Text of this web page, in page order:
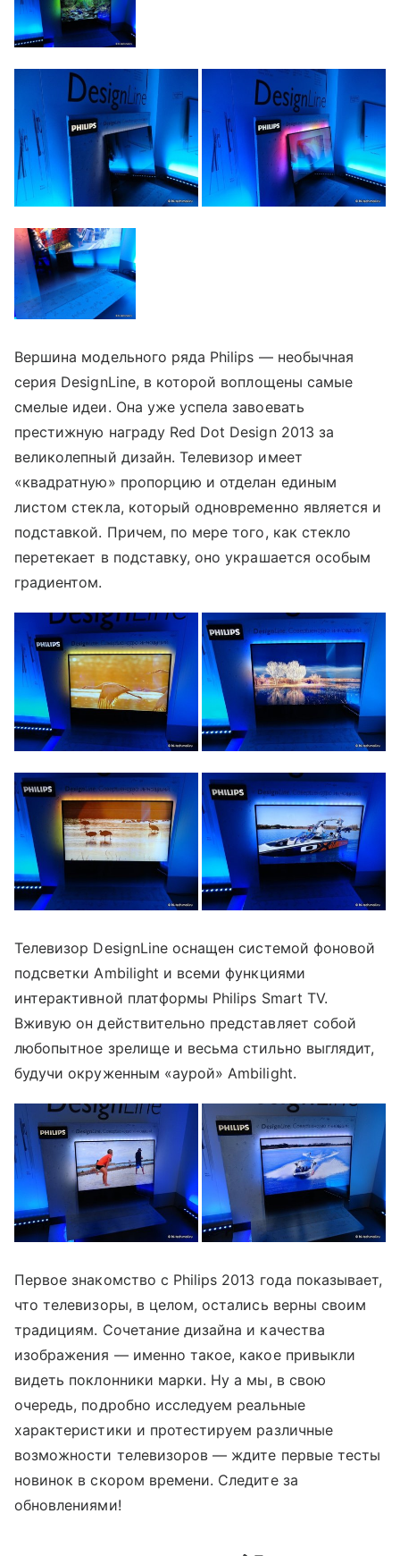
Вершина модельного ряда Philips — необычная
серия DesignLine, в которой воплощены самые
смелые идеи. Она уже успела завоевать
престижную награду Red Dot Design 2013 за
великолепный дизайн. Телевизор имеет
«квадратную» пропорцию и отделан единым
листом стекла, который одновременно является и
подставкой. Причем, по мере того, как стекло
перетекает в подставку, оно украшается особым
градиентом.
Телевизор DesignLine оснащен системой фоновой
подсветки Ambilight и всеми функциями
интерактивной платформы Philips Smart TV.
Вживую он действительно представляет собой
любопытное зрелище и весьма стильно выглядит,
будучи окруженным «аурой» Ambilight.
Первое знакомство с Philips 2013 года показывает,
что телевизоры, в целом, остались верны своим
традициям. Сочетание дизайна и качества
изображения — именно такое, какое привыкли
видеть поклонники марки. Ну а мы, в свою
очередь, подробно исследуем реальные
характеристики и протестируем различные
возможности телевизоров — ждите первые тесты
новинок в скором времени. Следите за
обновлениями!